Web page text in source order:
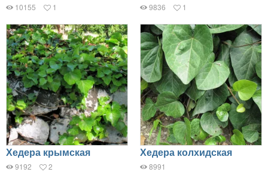
10155 1 9836 1
Хедера крымская
9192 2
Хедера колхидская
8991